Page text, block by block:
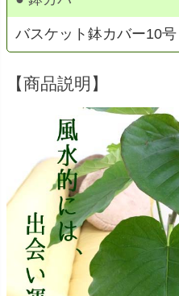
バスケット鉢カバー10
【商品説明】